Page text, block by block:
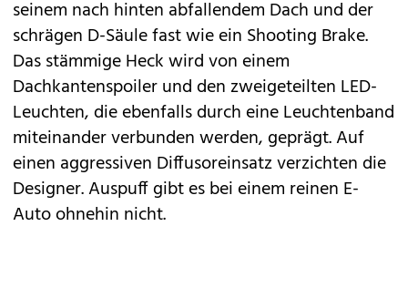
seinem nach hinten abfallendem Dach und der
schrägen D-Säule fast wie ein Shooting Brake.
Das stämmige Heck wird von einem
Dachkantenspoiler und den zweigeteilten LED-
Leuchten, die ebenfalls durch eine Leuchtenband
miteinander verbunden werden, geprägt. Auf
einen aggressiven Diffusoreinsatz verzichten die
Designer. Auspuff gibt es bei einem reinen E-
Auto ohnehin nicht.